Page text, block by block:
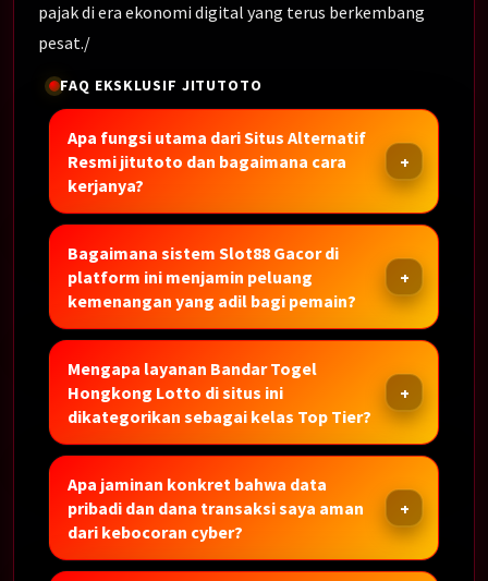
pajak di era ekonomi digital yang terus berkembang
pesat./
FAQ EKSKLUSIF JITUTOTO
Apa fungsi utama dari Situs Alternatif
Resmi jitutoto dan bagaimana cara
kerjanya?
Bagaimana sistem Slot88 Gacor di
platform ini menjamin peluang
kemenangan yang adil bagi pemain?
Mengapa layanan Bandar Togel
Hongkong Lotto di situs ini
dikategorikan sebagai kelas Top Tier?
Apa jaminan konkret bahwa data
pribadi dan dana transaksi saya aman
dari kebocoran cyber?